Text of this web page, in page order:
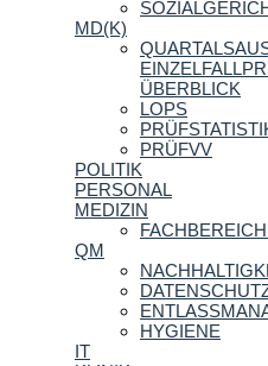
MD(K)
ÜBERBLICK
LOPS
PRÜFVV
POLITIK
PERSONAL
MEDIZIN
QM
HYGIENE
IT